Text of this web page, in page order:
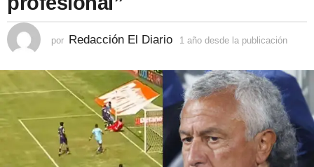
e
s
e
l
por Redacción El Diario 1 año desde la publicación
o
s
d
e
l